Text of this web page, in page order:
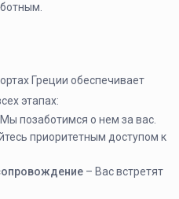
Греции обеспечивает
этапах:
позаботимся о нем за вас.
приоритетным доступом к
– Вас встретят